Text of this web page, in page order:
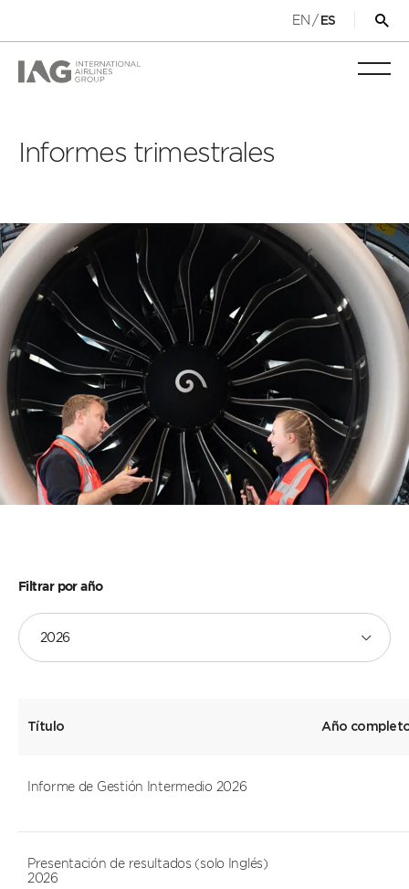
EN / ES
de
Informes trimestrales
Filtrar por año
2026
Título Año
Informe de Gestión Intermedio 2026
Presentación de resultados (solo Inglés)
2026